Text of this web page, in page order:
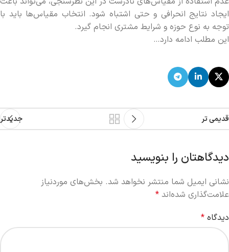
ایجاد نتایج انحرافی و حتی اشتباه شود. انتخاب مقیاس‌ها باید با
توجه به نوع حوزه و شرایط مشتری انجام گیرد.
این مطلب ادامه دارد…
جدیدتر قدیمی تر
دیدگاهتان را بنویسید
نشانی ایمیل شما منتشر نخواهد شد. بخش‌های موردنیاز
علامت‌گذاری شده‌اند *
دیدگاه *